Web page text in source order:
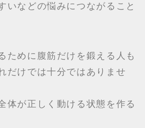
いなどの悩みにつながること
ために腹筋だけを鍛える人も
だけでは十分ではありませ
体が正しく動ける状態を作る